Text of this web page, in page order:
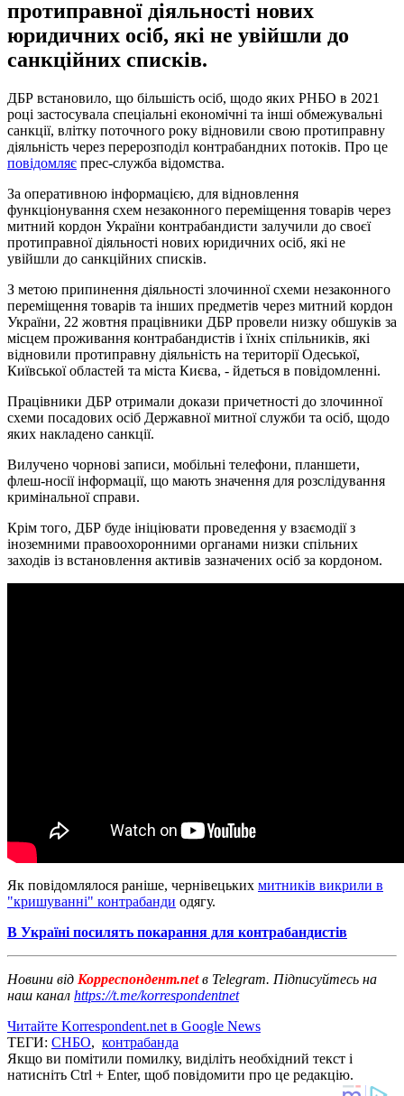
протиправної діяльності нових
юридичних осіб, які не увійшли до
санкційних списків.
ДБР встановило, що більшість осіб, щодо яких РНБО в 2021
році застосувала спеціальні економічні та інші обмежувальні
санкції, влітку поточного року відновили свою протиправну
діяльність через перерозподіл контрабандних потоків. Про це
повідомляє прес-служба відомства.
За оперативною інформацією, для відновлення
функціонування схем незаконного переміщення товарів через
митний кордон України контрабандисти залучили до своєї
протиправної діяльності нових юридичних осіб, які не
увійшли до санкційних списків.
З метою припинення діяльності злочинної схеми незаконного
переміщення товарів та інших предметів через митний кордон
України, 22 жовтня працівники ДБР провели низку обшуків за
місцем проживання контрабандистів і їхніх спільників, які
відновили протиправну діяльність на території Одеської,
Київської областей та міста Києва, - йдеться в повідомленні.
Працівники ДБР отримали докази причетності до злочинної
схеми посадових осіб Державної митної служби та осіб, щодо
яких накладено санкції.
Вилучено чорнові записи, мобільні телефони, планшети,
флеш-носії інформації, що мають значення для розслідування
кримінальної справи.
Крім того, ДБР буде ініціювати проведення у взаємодії з
іноземними правоохоронними органами низки спільних
заходів із встановлення активів зазначених осіб за кордоном.
Як повідомлялося раніше, чернівецьких митників викрили в
"кришуванні" контрабанди одягу.
В Україні посилять покарання для контрабандистів
Новини від Корреспондент.netв Telegram. Підписуйтесь на
наш канал https://t.me/korrespondentnet
Читайте Korrespondent.net в Google News
ТЕГИ: СНБО, контрабанда
Якщо ви помітили помилку, виділіть необхідний текст і
натисніть Ctrl + Enter, щоб повідомити про це редакцію.